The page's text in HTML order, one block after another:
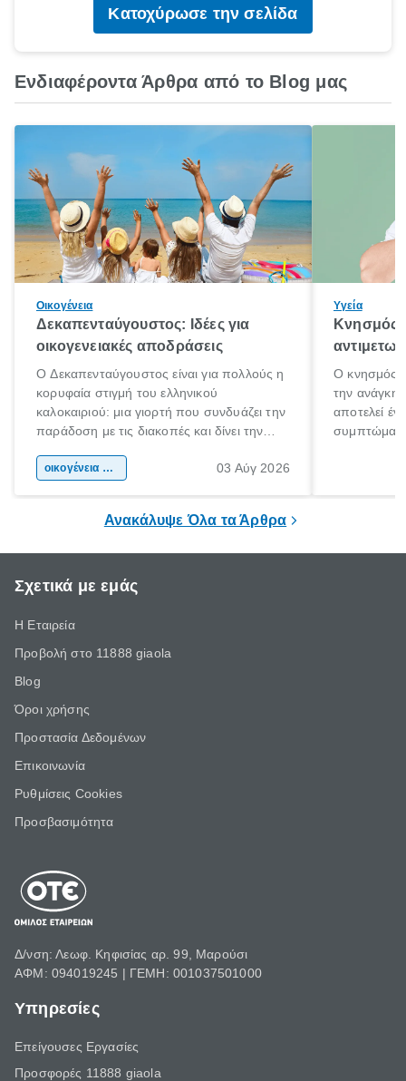
Κατοχύρωσε την σελίδα
Ενδιαφέροντα Άρθρα από το Blog μας
Οικογένεια
Δεκαπενταύγουστος: Ιδέες για
οικογενειακές αποδράσεις
Ο Δεκαπενταύγουστος είναι για πολλούς η
κορυφαία στιγμή του ελληνικού
καλοκαιριού: μια γιορτή που συνδυάζει την
παράδοση με τις διακοπές και δίνει την
χώρας. Είτε πρόκειται για λίγες μέρες
οικογένεια & παιδί 03 Αύγ 2026
Υγεία
Κνησμός:
Ο κνησμός
την ανάγκη
αποτελεί
Ανακάλυψε Όλα τα Άρθρα
Σχετικά με εμάς
Η Εταιρεία
Προβολή στο 11888 giaola
Blog
Όροι χρήσης
Προστασία Δεδομένων
Επικοινωνία
Ρυθμίσεις Cookies
Προσβασιμότητα
Δ/νση: Λεωφ. Κηφισίας αρ. 99, Μαρούσι
ΑΦΜ: 094019245 | ΓΕΜΗ: 001037501000
Υπηρεσίες
Επείγουσες Εργασίες
Προσφορές 11888 giaola